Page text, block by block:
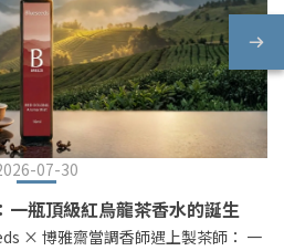
07-30
一瓶頂級紅烏龍茶香水的誕生
× 博雅齋當調香師遇上製茶師： 一